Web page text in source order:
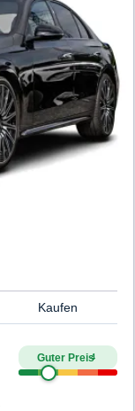
Kaufen
Guter Preis4